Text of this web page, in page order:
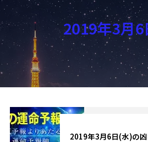
運命予報占いとは
あなたの所属部屋を探そう！
最恐の相性占い
秘伝公開！吉凶カレンダー
記事カテゴリー
ブログ
2019年3月6
2019年3月6日(水)の